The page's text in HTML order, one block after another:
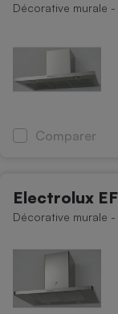
Décorative murale
Comparer
Electrolux
Décorative murale